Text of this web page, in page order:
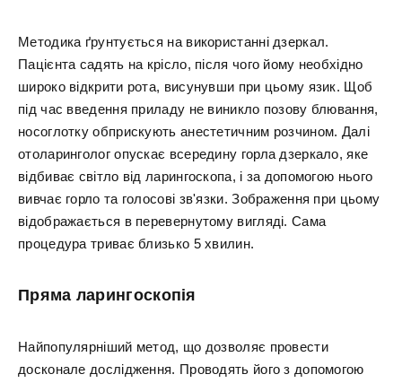
Методика ґрунтується на використанні дзеркал.
Пацієнта садять на крісло, після чого йому необхідно
широко відкрити рота, висунувши при цьому язик. Щоб
під час введення приладу не виникло позову блювання,
носоглотку обприскують анестетичним розчином. Далі
отоларинголог опускає всередину горла дзеркало, яке
відбиває світло від ларингоскопа, і за допомогою нього
вивчає горло та голосові зв'язки. Зображення при цьому
відображається в перевернутому вигляді. Сама
процедура триває близько 5 хвилин.
Пряма ларингоскопія
Найпопулярніший метод, що дозволяє провести
досконале дослідження. Проводять його з допомогою